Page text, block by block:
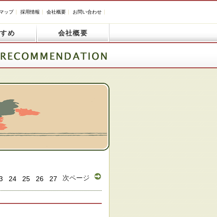
ップ 採用情報 会社概要 お問い合わせ
め 会社概要
次ページ
24 25 26 27